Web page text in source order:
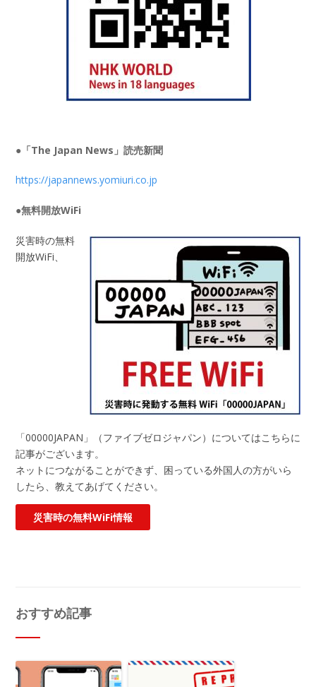
●「The Japan News」読売新聞
https://japannews.yomiuri.co.jp
●無料開放WiFi
災害時の無料
開放WiFi、
「00000JAPAN」（ファイブゼロジャパン）についてはこちらに
記事がございます。
ネットにつながることができず、困っている外国人の方がいら
したら、教えてあげてください。
災害時の無料WiFi情報
おすすめ記事